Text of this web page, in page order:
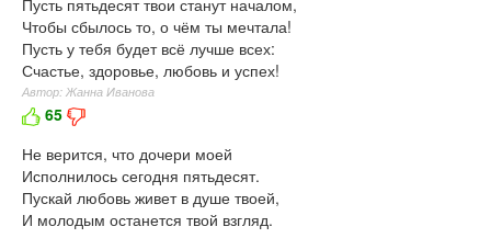
Пусть пятьдесят твои станут началом,
Чтобы сбылось то, о чём ты мечтала!
Пусть у тебя будет всё лучше всех:
Счастье, здоровье, любовь и успех!
Автор: Жанна Иванова
65
Не верится, что дочери моей
Исполнилось сегодня пятьдесят.
Пускай любовь живет в душе твоей,
И молодым останется твой взгляд.